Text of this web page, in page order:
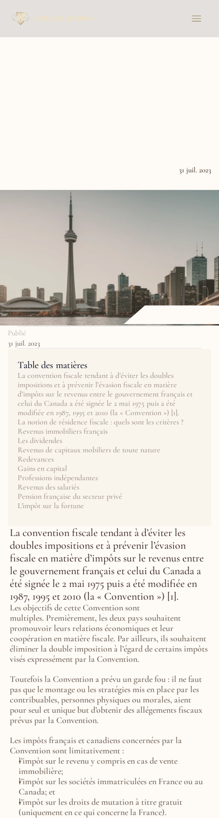
31 juil. 2023
Publié
31 juil. 2023
Table des matières
La convention fiscale tendant à d’éviter les doubles
impositions et à prévenir l’évasion fiscale en matière
d’impôts sur le revenus entre le gouvernement français et
celui du Canada a été signée le 2 mai 1975 puis a été
modifiée en 1987, 1995 et 2010 (la « Convention ») [1].
La notion de résidence fiscale : quels sont les critères ?
Revenus immobiliers français
Les dividendes
Revenus de capitaux mobiliers de toute nature
Redevances
Gains en capital
Professions indépendantes
Revenus des salariés
Pension française du secteur privé
L'impôt sur la fortune
La convention fiscale tendant à d’éviter les
doubles impositions et à prévenir l’évasion
fiscale en matière d’impôts sur le revenus entre
le gouvernement français et celui du Canada a
été signée le 2 mai 1975 puis a été modifiée en
1987, 1995 et 2010 (la « Convention ») [1].
Les objectifs de cette Convention sont
multiples. Premièrement, les deux pays souhaitent
promouvoir leurs relations économiques et leur
coopération en matière fiscale. Par ailleurs, ils souhaitent
éliminer la double imposition à l’égard de certains impôts
visés expressément par la Convention.
Toutefois la Convention a prévu un garde fou : il ne faut
pas que le montage ou les stratégies mis en place par les
contribuables, personnes physiques ou morales, aient
pour seul et unique but d’obtenir des allégements fiscaux
prévus par la Convention.
Les impôts français et canadiens concernées par la
Convention sont limitativement :
l’impôt sur le revenu y compris en cas de vente
immobilière;
l’impôt sur les sociétés immatriculées en France ou au
Canada; et
l’impôt sur les droits de mutation à titre gratuit
(uniquement en ce qui concerne la France).